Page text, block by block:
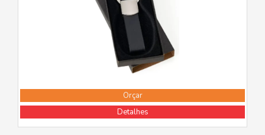
Orçar
Detalhes